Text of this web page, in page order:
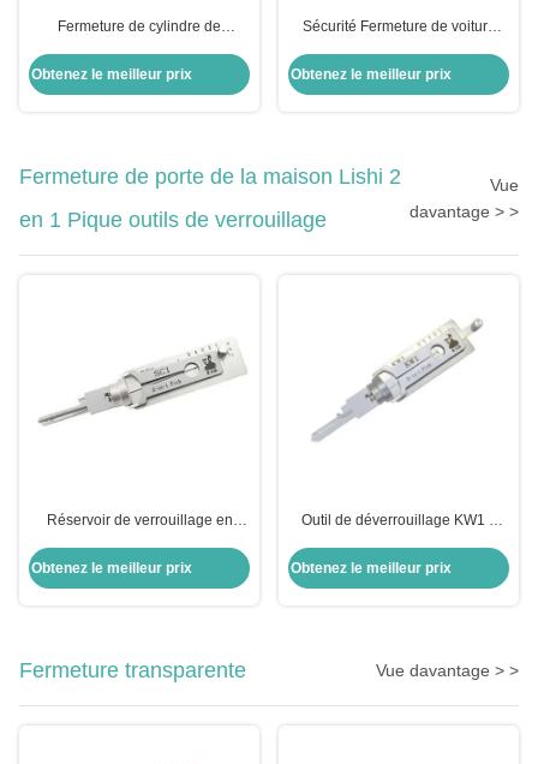
Fermeture de cylindre de
d'allumage Honda Civic
Fermeture pour voiture Honda
Obtenez le meilleur prix
Sécurité Fermeture de voiture
arrière cylindrique Pour le
Obtenez le meilleur prix
Fermeture de porte de la maison Lishi 2
en 1 Pique outils de verrouillage
Vue
davantage > >
Réservoir de verrouillage en
Obtenez le meilleur prix
Outil de déverrouillage KW1 5
Obtenez le meilleur prix
Fermeture transparente Vue davantage > >